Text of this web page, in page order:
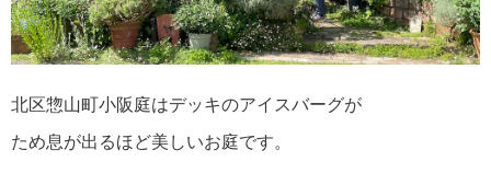
北区惣山町小阪庭はデッキのアイスバーグが
ため息が出るほど美しいお庭です。